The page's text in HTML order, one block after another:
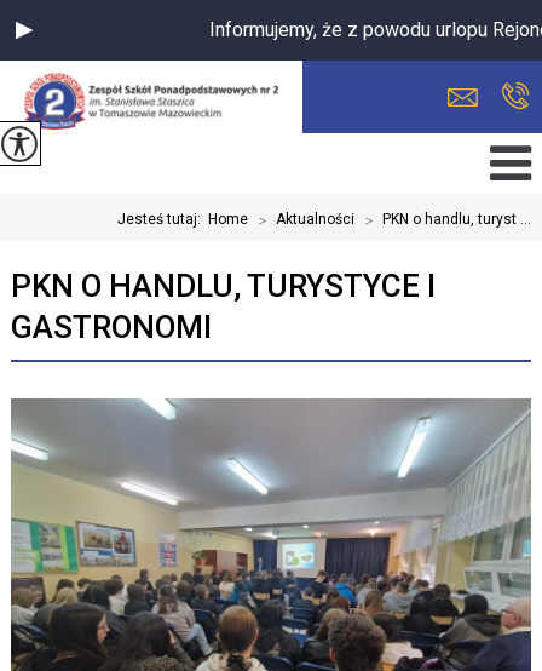
Informujemy, że z powodu urlopu
Jesteś tutaj: Home > Aktualności > PKN o handlu, turyst ...
PKN O HANDLU, TURYSTYCE I
GASTRONOMI